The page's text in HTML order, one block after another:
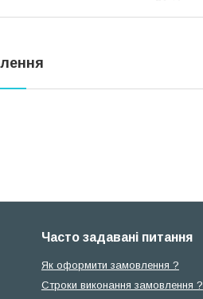
Часто задавані питання
Як оформити замовлення ?
Строки виконання замовлення ?